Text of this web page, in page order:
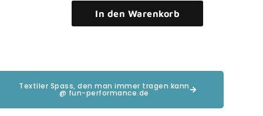
In den Warenkorb
Textiler Spass, den man immer tragen kann
@ fun-performance.de